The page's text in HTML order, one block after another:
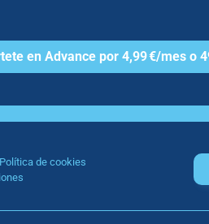
en Advance por 4,99 €/mes o
de cookies